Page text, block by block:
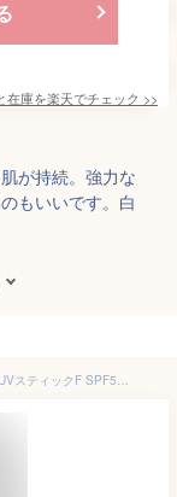
在庫を楽天でチェック >>
が持続。強力な
もいいです。白
【ポイント5倍】【送料無料】紫外線予報 さらさらUVスティックF SPF50+/PA++++ 15g 石澤研究所 紫外線予報 日焼け止め ウォータープルーフ 子ども UVカット 無香料 デリケート 日やけ止め UV対策